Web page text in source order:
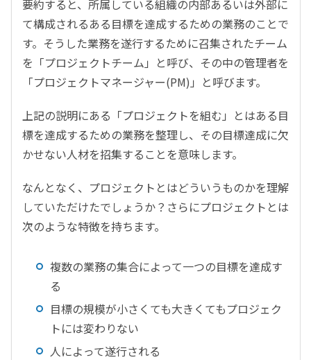
要約すると、所属している組織の内部あるいは外部に
て構成されるある目標を達成するための業務のことで
す。そうした業務を遂行するために召集されたチーム
を「プロジェクトチーム」と呼び、その中の管理者を
「プロジェクトマネージャー(PM)」と呼びます。
上記の説明にある「プロジェクトを組む」とはある目
標を達成するための業務を整理し、その目標達成に欠
かせない人材を招集することを意味します。
なんとなく、プロジェクトとはどういうものかを理解
していただけたでしょうか？さらにプロジェクトとは
次のような特徴を持ちます。
複数の業務の集合によって一つの目標を達成す
る
目標の規模が小さくても大きくてもプロジェク
トには変わりない
人によって遂行される